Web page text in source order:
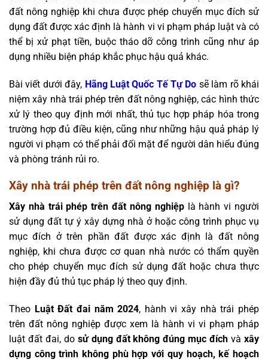
đất nông nghiệp khi chưa được phép chuyển mục đích sử
dụng đất được xác định là hành vi vi phạm pháp luật và có
thể bị xử phạt tiền, buộc tháo dỡ công trình cũng như áp
dụng nhiều biện pháp khắc phục hậu quả khác.
Bài viết dưới đây, Hãng Luật Quốc Tế Tự Do sẽ làm rõ khái
niệm xây nhà trái phép trên đất nông nghiệp, các hình thức
xử lý theo quy định mới nhất, thủ tục hợp pháp hóa trong
trường hợp đủ điều kiện, cũng như những hậu quả pháp lý
người vi phạm có thể phải đối mặt để người dân hiểu đúng
và phòng tránh rủi ro.
Xây nhà trái phép trên đất nông nghiệp là gì?
Xây nhà trái phép trên đất nông nghiệp là hành vi người
sử dụng đất tự ý xây dựng nhà ở hoặc công trình phục vụ
mục đích ở trên phần đất được xác định là đất nông
nghiệp, khi chưa được cơ quan nhà nước có thẩm quyền
cho phép chuyển mục đích sử dụng đất hoặc chưa thực
hiện đầy đủ thủ tục pháp lý theo quy định.
Theo Luật Đất đai năm 2024, hành vi xây nhà trái phép
trên đất nông nghiệp được xem là hành vi vi phạm pháp
luật đất đai, do sử dụng đất không đúng mục đích vàxây
dựng công trình không phù hợp với quy hoạch, kế hoạch